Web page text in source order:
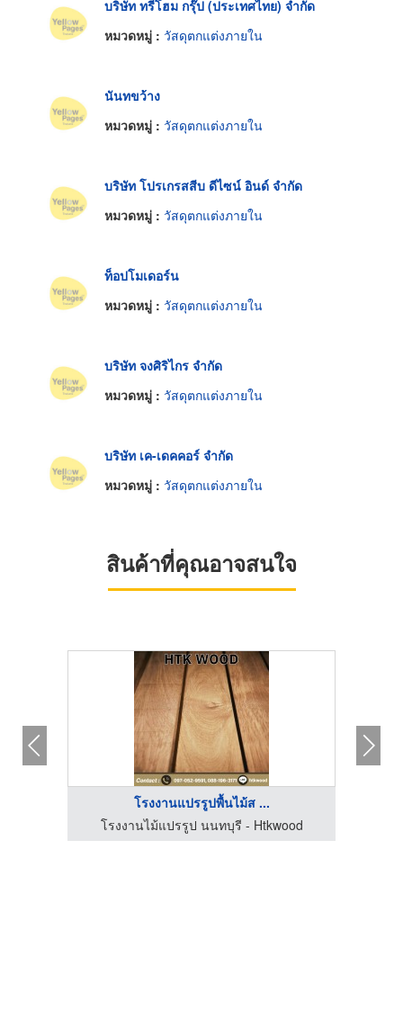
บริษัท ทรีโฮม กรุ๊ป (ประเทศไทย) จำกัด
หมวดหมู่ : วัสดุตกแต่งภายใน
นันทขว้าง
หมวดหมู่ : วัสดุตกแต่งภายใน
บริษัท โปรเกรสสีบ ดีไซน์ อินด์ จำกัด
หมวดหมู่ : วัสดุตกแต่งภายใน
ท็อปโมเดอร์น
หมวดหมู่ : วัสดุตกแต่งภายใน
บริษัท จงศิริไกร จำกัด
หมวดหมู่ : วัสดุตกแต่งภายใน
บริษัท เค-เดคคอร์ จำกัด
หมวดหมู่ : วัสดุตกแต่งภายใน
สินค้าที่คุณอาจสนใจ
โรงงานแปรรูปพื้นไม้ส ...
โรงงานไม้แปรรูป นนทบุรี - Htkwood